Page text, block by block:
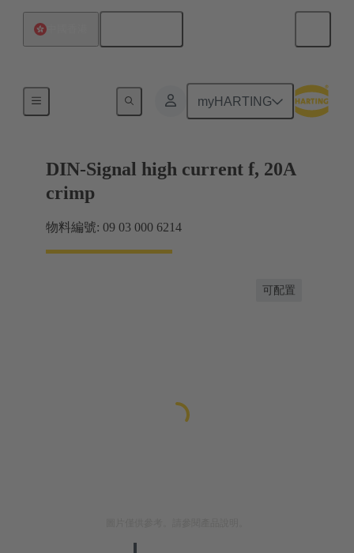
myHARTING
DIN-Signal high current f, 20A
crimp
物料編號: 09 03 000 6214
可配置